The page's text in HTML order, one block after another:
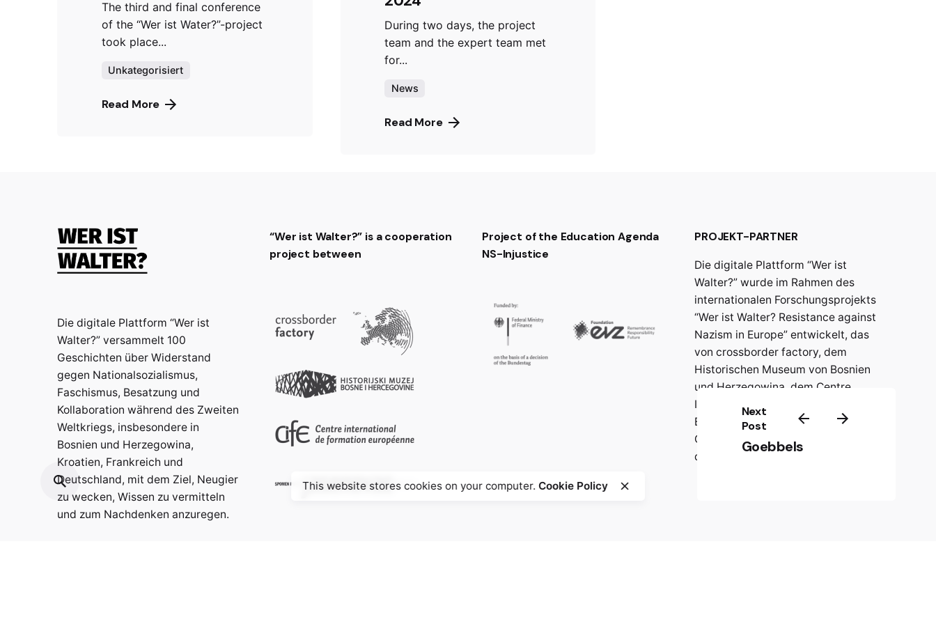
Next
Post
Goebbels
The third and final conference
of the “Wer ist Water?”-project
took place...
Unkategorisiert
Read More
During two days, the project
team and the expert team met
for...
News
Read More
Die digitale Plattform “Wer ist
Walter?” versammelt 100
Geschichten über Widerstand
gegen Nationalsozialismus,
Faschismus, Besatzung und
Kollaboration während des Zweiten
Weltkriegs, insbesondere in
Bosnien und Herzegowina,
Kroatien, Frankreich und
Deutschland, mit dem Ziel, Neugier
zu wecken, Wissen zu vermitteln
und zum Nachdenken anzuregen.
“Wer ist Walter?” is a cooperation
project between
Project of the Education Agenda
NS-Injustice
PROJEKT-PARTNER
Die digitale Plattform “Wer ist
Walter?” wurde im Rahmen des
internationalen Forschungsprojekts
“Wer ist Walter? Resistance against
Nazism in Europe” entwickelt, das
von crossborder factory, dem
Historischen Museum von Bosnien
und Herzegowina, dem Centre
International de Formation
Européenne (CIFE) und der
Gedenkstätte Jasenovac
durchgeführt wurde.
This website stores cookies on your computer.Cookie Policy